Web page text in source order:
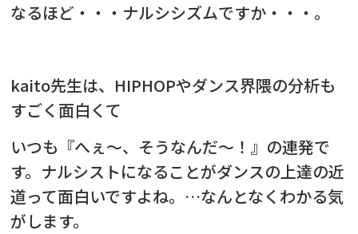
なるほど・・・ナルシシズムですか・・・。
kaito先生は、HIPHOPやダンス界隈の分析も
すごく面白くて
いつも『へぇ〜、そうなんだ〜！』の連発で
す。 ナルシストになることがダンスの上達の近
道って面白いですよね。…なんとなく わかる気
がします。